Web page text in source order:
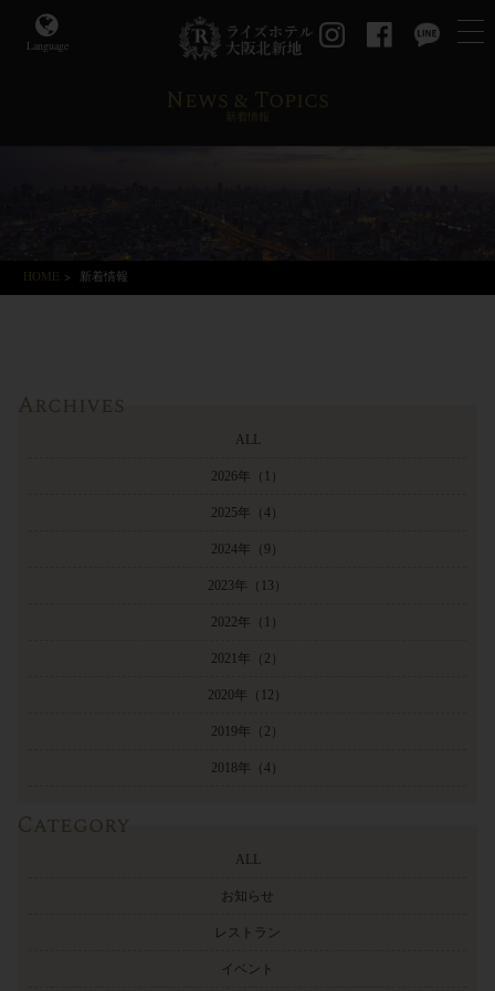
Language
News & Topics
HOME > 新着情報
Archives
ALL
2026年 （1）
2025年 （4）
2024年 （9）
2023年 （13）
2022年 （1）
2021年 （2）
2020年 （12）
2019年 （2）
2018年 （4）
Category
ALL
お知らせ
レストラン
イベント